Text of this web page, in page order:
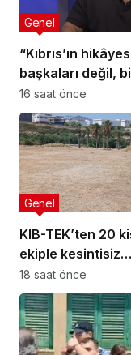
“Kıbrıs’ın
başkaları değil,
anlatmalıyız”
Genel
16 saat önce
KIB-TEK’ten 20
ekiple kesintisiz
temizlik
Genel
18 saat önce